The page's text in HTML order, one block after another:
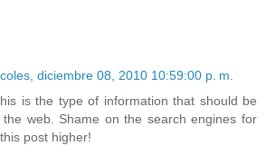
diciembre 08, 2010 10:59:00 p. m.
is the type of information that should be
web. Shame on the search engines for
post higher!